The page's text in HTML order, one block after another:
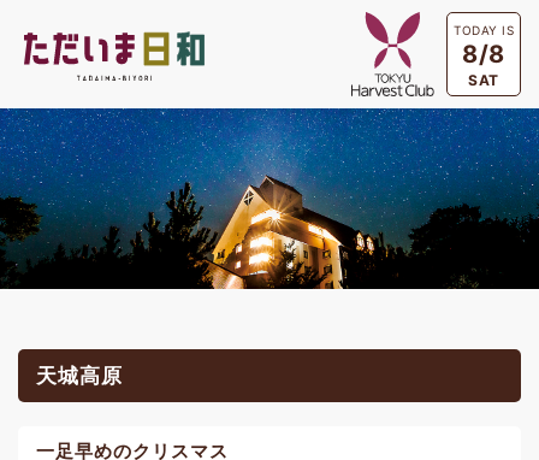
TODAY IS
8/8
SAT
天城高原
一足早めのクリスマス